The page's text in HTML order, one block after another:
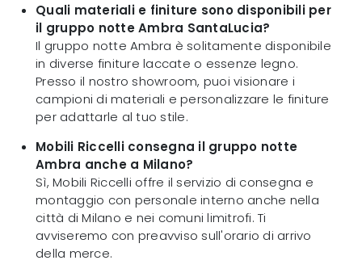
Quali materiali e finiture sono disponibili per
il gruppo notte Ambra SantaLucia?
Il gruppo notte Ambra è solitamente disponibile
in diverse finiture laccate o essenze legno.
Presso il nostro showroom, puoi visionare i
campioni di materiali e personalizzare le finiture
per adattarle al tuo stile.
Mobili Riccelli consegna il gruppo notte
Ambra anche a Milano?
Sì, Mobili Riccelli offre il servizio di consegna e
montaggio con personale interno anche nella
città di Milano e nei comuni limitrofi. Ti
avviseremo con preavviso sull'orario di arrivo
della merce.